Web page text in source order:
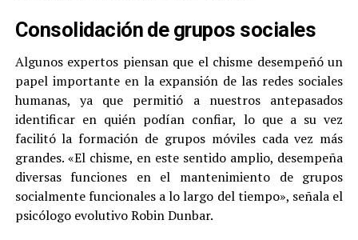
Consolidación de grupos sociales
Algunos expertos piensan que el chisme desempeñó un
papel importante en la expansión de las redes sociales
humanas, ya que permitió a nuestros antepasados
identificar en quién podían confiar, lo que a su vez
facilitó la formación de grupos móviles cada vez más
grandes. «El chisme, en este sentido amplio, desempeña
diversas funciones en el mantenimiento de grupos
socialmente funcionales a lo largo del tiempo», señala el
psicólogo evolutivo Robin Dunbar.